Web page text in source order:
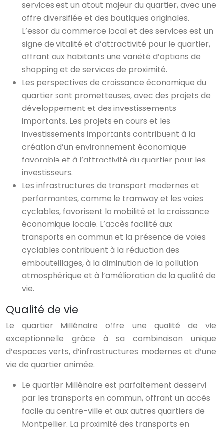
services est un atout majeur du quartier, avec une
offre diversifiée et des boutiques originales.
L’essor du commerce local et des services est un
signe de vitalité et d’attractivité pour le quartier,
offrant aux habitants une variété d’options de
shopping et de services de proximité.
Les perspectives de croissance économique du
quartier sont prometteuses, avec des projets de
développement et des investissements
importants. Les projets en cours et les
investissements importants contribuent à la
création d’un environnement économique
favorable et à l’attractivité du quartier pour les
investisseurs.
Les infrastructures de transport modernes et
performantes, comme le tramway et les voies
cyclables, favorisent la mobilité et la croissance
économique locale. L’accès facilité aux
transports en commun et la présence de voies
cyclables contribuent à la réduction des
embouteillages, à la diminution de la pollution
atmosphérique et à l’amélioration de la qualité de
vie.
Qualité de vie
Le quartier Millénaire offre une qualité de vie
exceptionnelle grâce à sa combinaison unique
d’espaces verts, d’infrastructures modernes et d’une
vie de quartier animée.
Le quartier Millénaire est parfaitement desservi
par les transports en commun, offrant un accès
facile au centre-ville et aux autres quartiers de
Montpellier. La proximité des transports en